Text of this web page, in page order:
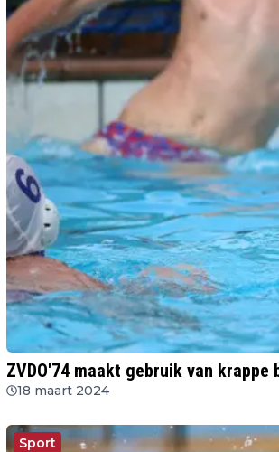
ZVDO'74 maakt gebruik van
18 maart 2024
Sport